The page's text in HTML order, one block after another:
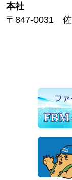
本社
〒847-0031 佐